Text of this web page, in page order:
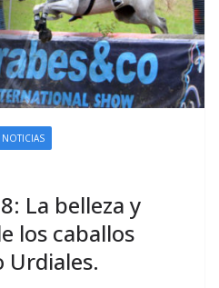
NOTICIAS
La belleza y
los caballos
Urdiales.